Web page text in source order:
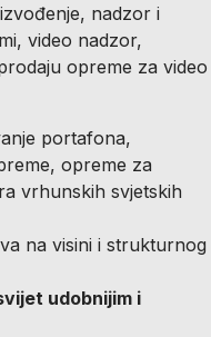
nadzor i
video nadzor,
opreme za video
portafona,
opreme za
vrhunskih svjetskih
na visini i strukturnog
udobnijim i